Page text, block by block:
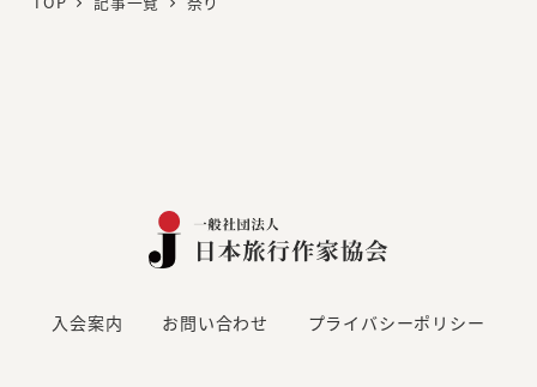
入会案内 お問い合わせ プライバシーポリシー